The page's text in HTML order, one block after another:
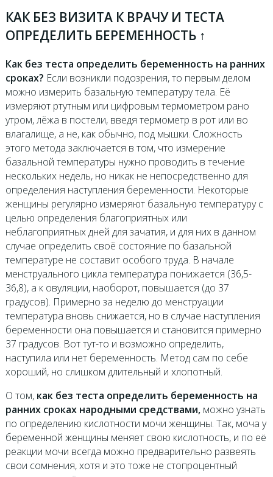
КАК БЕЗ ВИЗИТА К ВРАЧУ И ТЕСТА
ОПРЕДЕЛИТЬ БЕРЕМЕННОСТЬ ↑
Как без теста определить беременность на ранних
сроках? Если возникли подозрения, то первым делом
можно измерить базальную температуру тела. Её
измеряют ртутным или цифровым термометром рано
утром, лёжа в постели, введя термометр в рот или во
влагалище, а не, как обычно, под мышки. Сложность
этого метода заключается в том, что измерение
базальной температуры нужно проводить в течение
нескольких недель, но никак не непосредственно для
определения наступления беременности. Некоторые
женщины регулярно измеряют базальную температуру с
целью определения благоприятных или
неблагоприятных дней для зачатия, и для них в данном
случае определить своё состояние по базальной
температуре не составит особого труда. В начале
менструального цикла температура понижается (36,5-
36,8), а к овуляции, наоборот, повышается (до 37
градусов). Примерно за неделю до менструации
температура вновь снижается, но в случае наступления
беременности она повышается и становится примерно
37 градусов. Вот тут-то и возможно определить,
наступила или нет беременность. Метод сам по себе
хороший, но слишком длительный и хлопотный.
О том, как без теста определить беременность на
ранних сроках народными средствами,можно узнать
по определению кислотности мочи женщины. Так, моча у
беременной женщины меняет свою кислотность, и по её
реакции мочи всегда можно предварительно развеять
свои сомнения, хотя и это тоже не стопроцентный